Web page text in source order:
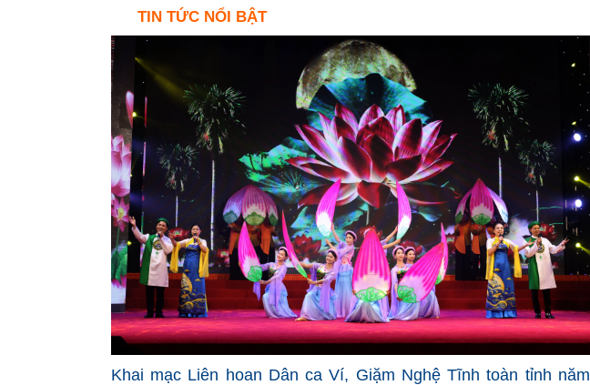
TIN TỨC NỔI BẬT
Khai mạc Liên hoan Dân ca Ví, Giặm Nghệ Tĩnh toàn tỉnh năm